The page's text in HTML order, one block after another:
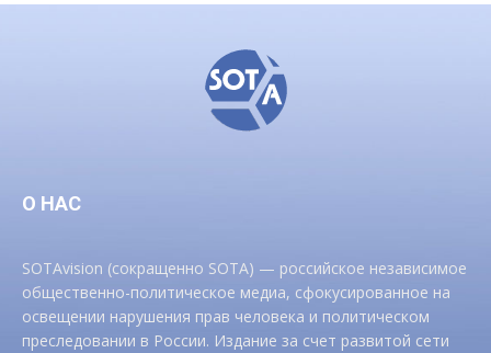
О НАС
SOTAvision (сокращенно SOTA) — российское независимое
общественно-политическое медиа, сфокусированное на
освещении нарушения прав человека и политическом
преследовании в России. Издание за счет развитой сети